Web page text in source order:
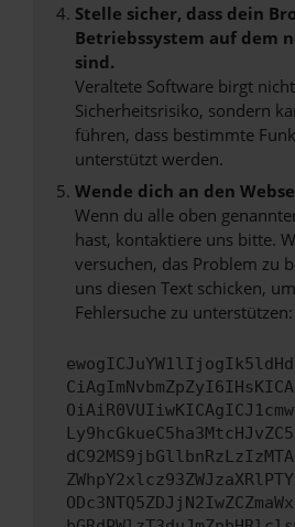
Stelle sicher, dass dein
Betriebssystem auf dem
sind.
Veraltete Software birgt
Sicherheitsrisiko, sondern
führen, dass bestimmte
unterstützt werden.
Wende dich an den
Wenn du alle oben
hast, kontaktiere uns bitte.
versuchen, das Problem zu
uns diesen Text schicken,
Fehlersuche zu unterstützen: